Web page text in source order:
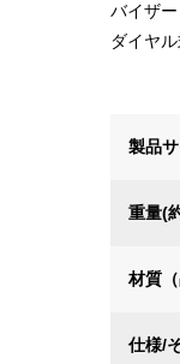
バイザ
ダイヤ
製品
重量(
材質（
仕様/